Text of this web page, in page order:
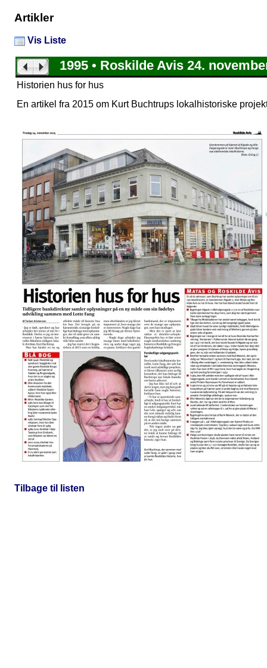
Artikler
Vis Liste
1995 • Roskilde Avis 24.
Historien hus for hus
En artikel fra 2015 om Kurt Buchtrups lokalhistoriske
Tilbage til listen